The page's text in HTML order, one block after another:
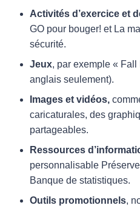
Activités d’exercice et
GO pour bouger! et La
sécurité.
Jeux, par exemple «
anglais seulement).
Images et vidéos,
caricaturales, des
partageables.
Ressources
personnalisable
Banque de statistiques.
Outils promotionnels,